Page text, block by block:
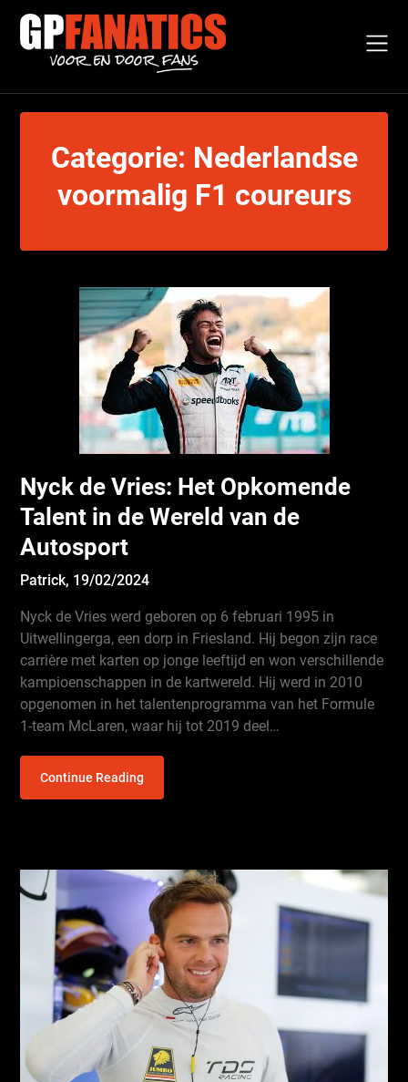
Skip
content
Categorie: Nederlandse
voormalig F1 coureurs
Nyck de Vries: Het Opkomende
Talent in de Wereld van de
Autosport
Patrick, 19/02/2024
Nyck de Vries werd geboren op 6 februari 1995 in
Uitwellingerga, een dorp in Friesland. Hij begon zijn race
carrière met karten op jonge leeftijd en won verschillende
kampioenschappen in de kartwereld. Hij werd in 2010
opgenomen in het talentenprogramma van het Formule
1-team McLaren, waar hij tot 2019 deel…
Continue Reading